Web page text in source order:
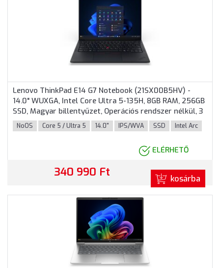
Lenovo ThinkPad E14 G7 Notebook (21SX00B5HV) -
14.0" WUXGA, Intel Core Ultra 5-135H, 8GB RAM, 256GB
SSD, Magyar billentyűzet, Operációs rendszer nélkül, 3
év garancia, Fekete színben
NoOS Core 5 / Ultra 5 14.0" IPS/WVA SSD Intel Arc
ELÉRHETŐ
340 990 Ft kosárba